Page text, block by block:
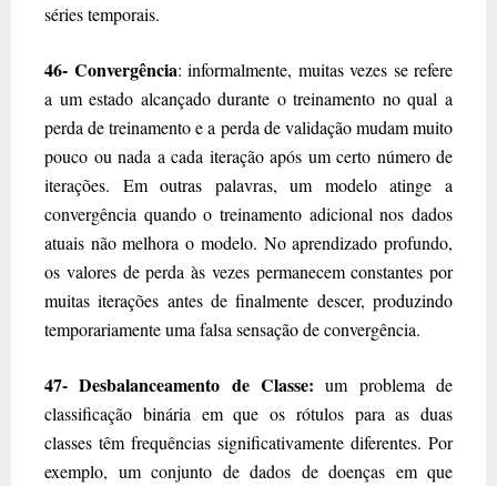
séries temporais.
46- Convergência: informalmente, muitas vezes se refere
a um estado alcançado durante o treinamento no qual a
perda de treinamento e a perda de validação mudam muito
pouco ou nada a cada iteração após um certo número de
iterações. Em outras palavras, um modelo atinge a
convergência quando o treinamento adicional nos dados
atuais não melhora o modelo. No aprendizado profundo,
os valores de perda às vezes permanecem constantes por
muitas iterações antes de finalmente descer, produzindo
temporariamente uma falsa sensação de convergência.
47- Desbalanceamento de Classe: um problema de
classificação binária em que os rótulos para as duas
classes têm frequências significativamente diferentes. Por
exemplo, um conjunto de dados de doenças em que